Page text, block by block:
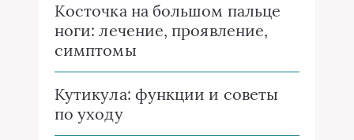
Косточка на большом пальце
ноги: лечение, проявление,
симптомы
Кутикула: функции и советы
по уходу